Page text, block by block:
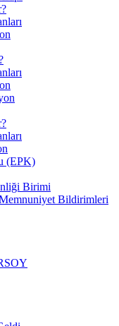
(EPK)
Birimi
Memnuniyet Bildirimleri